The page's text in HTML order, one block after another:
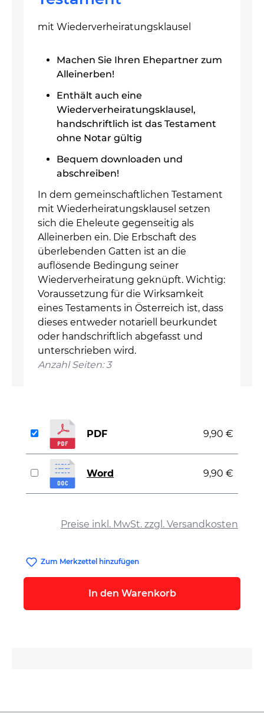
mit Wiederverheiratungsklausel
Machen Sie Ihren Ehepartner zum
Alleinerben!
Enthält auch eine
Wiederverheiratungsklausel,
handschriftlich ist das Testament
ohne Notar gültig
Bequem downloaden und
abschreiben!
In dem gemeinschaftlichen Testament
mit Wiederheiratungsklausel setzen
sich die Eheleute gegenseitig als
Alleinerben ein. Die Erbschaft des
überlebenden Gatten ist an die
auflösende Bedingung seiner
Wiederverheiratung geknüpft. Wichtig:
Voraussetzung für die Wirksamkeit
eines Testaments in Österreich ist, dass
dieses entweder notariell beurkundet
oder handschriftlich abgefasst und
unterschrieben wird.
Anzahl Seiten: 3
Preise inkl. MwSt. zzgl. Versandkosten
PDF 9,90 €
Word 9,90 €
Zum Merkzettel hinzufügen
In den Warenkorb